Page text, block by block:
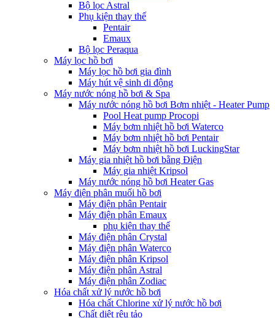
Bộ lọc Astral
Phụ kiện thay thế
Pentair
Emaux
Bộ lọc Peraqua
Máy lọc hồ bơi
Máy lọc hồ bơi gia đình
Máy hút vệ sinh di động
Máy nước nóng hồ bơi & Spa
Máy nước nóng hồ bơi Bơm nhiệt - Heater Pump
Pool Heat pump Procopi
Máy bơm nhiệt hồ bơi Waterco
Máy bơm nhiệt hồ bơi Pentair
Máy bơm nhiệt hồ bơi LuckingStar
Máy gia nhiệt hồ bơi bằng Điện
Máy gia nhiệt Kripsol
Máy nước nóng hồ bơi Heater Gas
Máy điện phân muối hồ bơi
Máy điện phân Pentair
Máy điện phân Emaux
phụ kiện thay thế
Máy điện phân Crystal
Máy điện phân Waterco
Máy điện phân Kripsol
Máy điện phân Astral
Máy điện phân Zodiac
Hóa chất xử lý nước hồ bơi
Hóa chất Chlorine xử lý nước hồ bơi
Chất diệt rêu tảo